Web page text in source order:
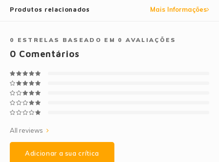
Produtos relacionados Mais Informações
0 ESTRELAS BASEADO EM 0 AVALIAÇÕES
0 Comentários
All reviews
Adicionar a sua crítica